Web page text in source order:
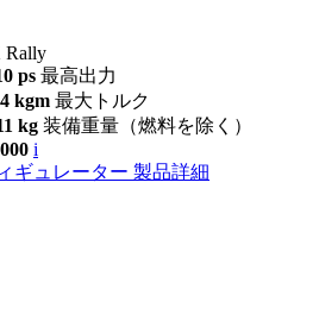
Rally
ps 最高出力
kgm 最大トルク
kg 装備重量（燃料を除く）
i
ギュレーター 製品詳細